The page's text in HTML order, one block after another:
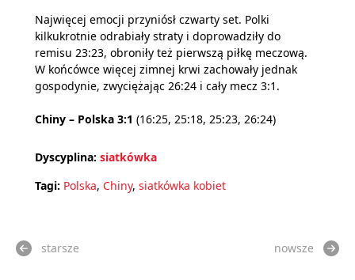
Najwięcej emocji przyniósł czwarty set. Polki
kilkukrotnie odrabiały straty i doprowadziły do
remisu 23:23, obroniły też pierwszą piłkę meczową.
W końcówce więcej zimnej krwi zachowały jednak
gospodynie, zwyciężając 26:24 i cały mecz 3:1.
Chiny – Polska 3:1 (16:25, 25:18, 25:23, 26:24)
Dyscyplina: siatkówka
Tagi: Polska, Chiny, siatkówka kobiet
starsze nowsze